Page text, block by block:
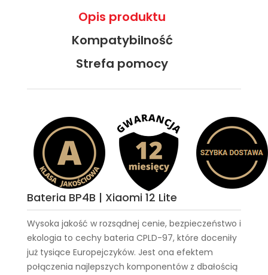
Opis produktu
Kompatybilność
Strefa pomocy
Bateria BP4B | Xiaomi 12 Lite
Wysoka jakość w rozsądnej cenie, bezpieczeństwo i
ekologia to cechy bateria CPLD-97, które doceniły
już tysiące Europejczyków. Jest ona efektem
połączenia najlepszych komponentów z dbałością